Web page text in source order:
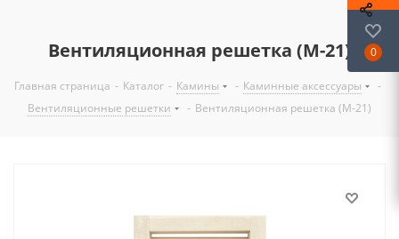
Вентиляционная решетка (М-21)
Главная страница - Каталог - Камины - Каминные аксессуары
-
Вентиляционные решетки
- Вентиляционная решетка (М-21)
0